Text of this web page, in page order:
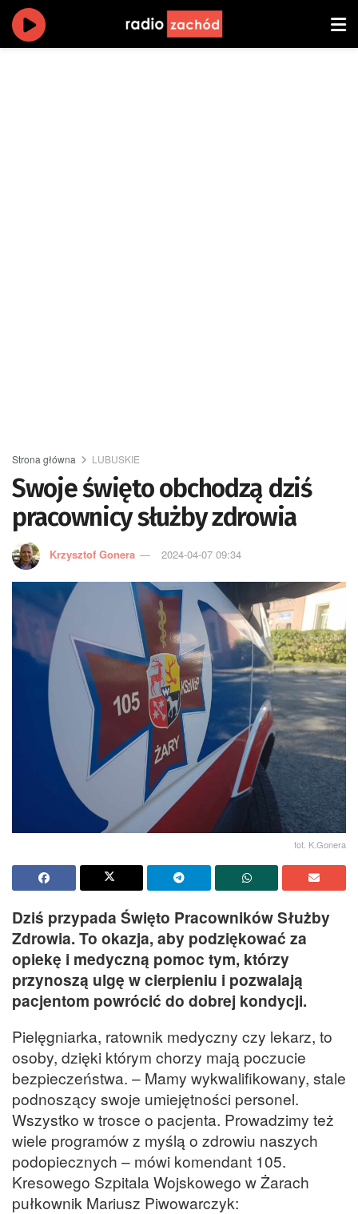
Strona główna LUBUSKIE
Swoje święto obchodzą dziś
pracownicy służby zdrowia
Krzysztof Gonera 2024-04-07 09:34
fot. K.Gonera
Dziś przypada Święto Pracowników Służby
Zdrowia. To okazja, aby podziękować za
opiekę i medyczną pomoc tym, którzy
przynoszą ulgę w cierpieniu i pozwalają
pacjentom powrócić do dobrej kondycji.
Pielęgniarka, ratownik medyczny czy lekarz, to
osoby, dzięki którym chorzy mają poczucie
bezpieczeństwa. – Mamy wykwalifikowany, stale
podnoszący swoje umiejętności personel.
Wszystko w trosce o pacjenta. Prowadzimy też
wiele programów z myślą o zdrowiu naszych
podopiecznych – mówi komendant 105.
Kresowego Szpitala Wojskowego w Żarach
pułkownik Mariusz Piwowarczyk: